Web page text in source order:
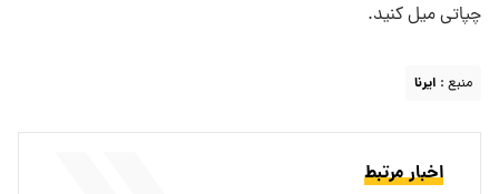
چپاتی میل کنید.
منبع : ایرنا
اخبار مرتبط